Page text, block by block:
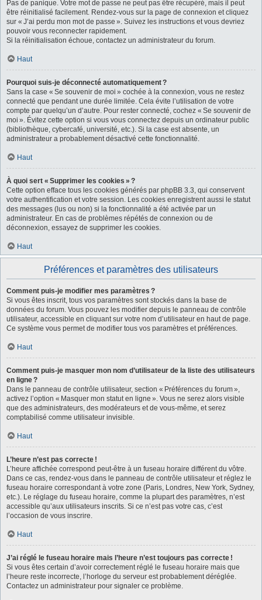
Pas de panique. Votre mot de passe ne peut pas être récupéré, mais il peut
être réinitialisé facilement. Rendez-vous sur la page de connexion et cliquez
sur « J’ai perdu mon mot de passe ». Suivez les instructions et vous devriez
pouvoir vous reconnecter rapidement.
Si la réinitialisation échoue, contactez un administrateur du forum.
Haut
Pourquoi suis-je déconnecté automatiquement ?
Sans la case « Se souvenir de moi » cochée à la connexion, vous ne restez
connecté que pendant une durée limitée. Cela évite l’utilisation de votre
compte par quelqu’un d’autre. Pour rester connecté, cochez « Se souvenir de
moi ». Évitez cette option si vous vous connectez depuis un ordinateur public
(bibliothèque, cybercafé, université, etc.). Si la case est absente, un
administrateur a probablement désactivé cette fonctionnalité.
Haut
À quoi sert « Supprimer les cookies » ?
Cette option efface tous les cookies générés par phpBB 3.3, qui conservent
votre authentification et votre session. Les cookies enregistrent aussi le statut
des messages (lus ou non) si la fonctionnalité a été activée par un
administrateur. En cas de problèmes répétés de connexion ou de
déconnexion, essayez de supprimer les cookies.
Haut
Préférences et paramètres des utilisateurs
Comment puis-je modifier mes paramètres ?
Si vous êtes inscrit, tous vos paramètres sont stockés dans la base de
données du forum. Vous pouvez les modifier depuis le panneau de contrôle
utilisateur, accessible en cliquant sur votre nom d’utilisateur en haut de page.
Ce système vous permet de modifier tous vos paramètres et préférences.
Haut
Comment puis-je masquer mon nom d’utilisateur de la liste des utilisateurs
en ligne ?
Dans le panneau de contrôle utilisateur, section « Préférences du forum »,
activez l’option « Masquer mon statut en ligne ». Vous ne serez alors visible
que des administrateurs, des modérateurs et de vous-même, et serez
comptabilisé comme utilisateur invisible.
Haut
L’heure n’est pas correcte !
L’heure affichée correspond peut-être à un fuseau horaire différent du vôtre.
Dans ce cas, rendez-vous dans le panneau de contrôle utilisateur et réglez le
fuseau horaire correspondant à votre zone (Paris, Londres, New York, Sydney,
etc.). Le réglage du fuseau horaire, comme la plupart des paramètres, n’est
accessible qu’aux utilisateurs inscrits. Si ce n’est pas votre cas, c’est
l’occasion de vous inscrire.
Haut
J’ai réglé le fuseau horaire mais l’heure n’est toujours pas correcte !
Si vous êtes certain d’avoir correctement réglé le fuseau horaire mais que
l’heure reste incorrecte, l’horloge du serveur est probablement déréglée.
Contactez un administrateur pour signaler ce problème.